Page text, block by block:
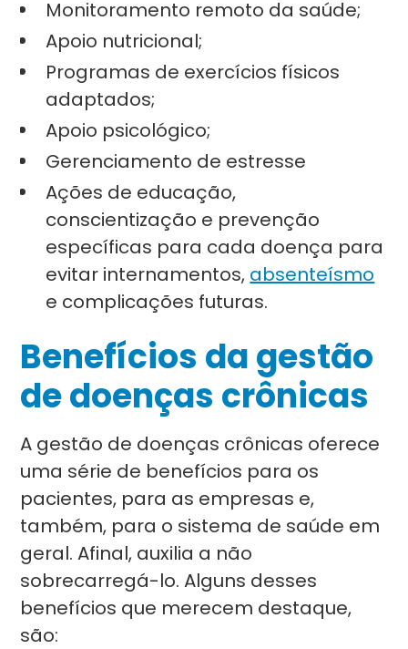
Monitoramento remoto da saúde;
Apoio nutricional;
Programas de exercícios físicos
adaptados;
Apoio psicológico;
Gerenciamento de estresse
Ações de educação,
conscientização e prevenção
específicas para cada doença para
evitar internamentos, absenteísmo
e complicações futuras.
Benefícios da gestão
de doenças crônicas
A gestão de doenças crônicas oferece
uma série de benefícios para os
pacientes, para as empresas e,
também, para o sistema de saúde em
geral. Afinal, auxilia a não
sobrecarregá-lo. Alguns desses
benefícios que merecem destaque,
são: